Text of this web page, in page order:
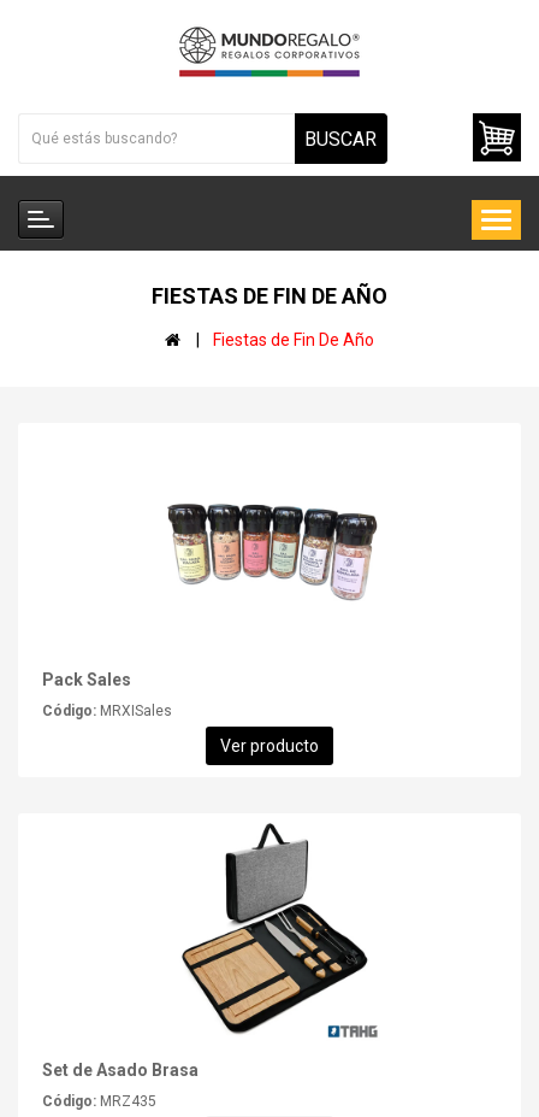
BUSCAR
FIESTAS DE FIN DE AÑO
Fiestas de Fin De Año
Pack Sales
Código: MRXISales
Ver producto
Set de Asado Brasa
Código: MRZ435